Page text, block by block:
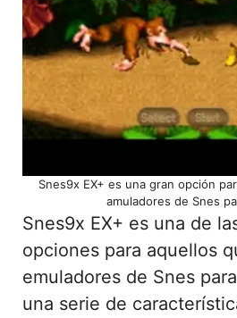
Snes9x EX+ es una gran opción
amuladores de Snes
Snes9x EX+ es una de
opciones para aquellos
emuladores de Snes
una serie de